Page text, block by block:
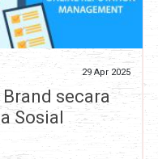
29 Apr 2025
secara
Sosial